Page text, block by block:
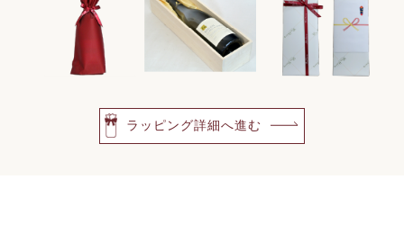
ラッピング詳細へ進む